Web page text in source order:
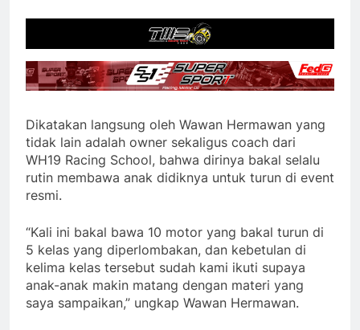
Dikatakan langsung oleh Wawan Hermawan yang
tidak lain adalah owner sekaligus coach dari
WH19 Racing School, bahwa dirinya bakal selalu
rutin membawa anak didiknya untuk turun di event
resmi.
“Kali ini bakal bawa 10 motor yang bakal turun di
5 kelas yang diperlombakan, dan kebetulan di
kelima kelas tersebut sudah kami ikuti supaya
anak-anak makin matang dengan materi yang
saya sampaikan,” ungkap Wawan Hermawan.